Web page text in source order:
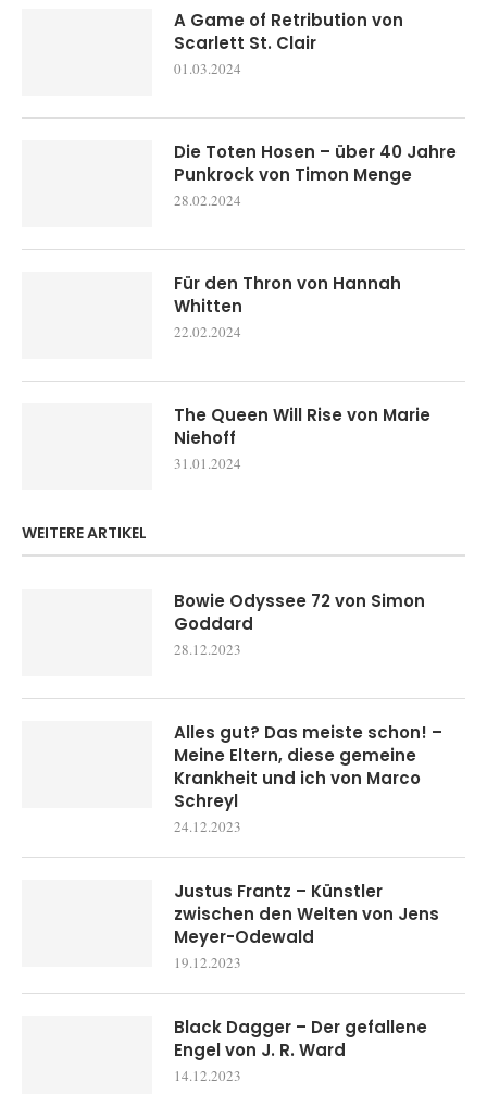
A Game of Retribution von
Scarlett St. Clair
01.03.2024
Die Toten Hosen – über 40 Jahre
Punkrock von Timon Menge
28.02.2024
Für den Thron von Hannah
Whitten
22.02.2024
The Queen Will Rise von Marie
Niehoff
31.01.2024
WEITERE ARTIKEL
Bowie Odyssee 72 von Simon
Goddard
28.12.2023
Alles gut? Das meiste schon! –
Meine Eltern, diese gemeine
Krankheit und ich von Marco
Schreyl
24.12.2023
Justus Frantz – Künstler
zwischen den Welten von Jens
Meyer-Odewald
19.12.2023
Black Dagger – Der gefallene
Engel von J. R. Ward
14.12.2023